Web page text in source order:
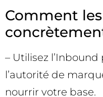
Comment
– Utilisez
l’autorité de
nourrir votre base.